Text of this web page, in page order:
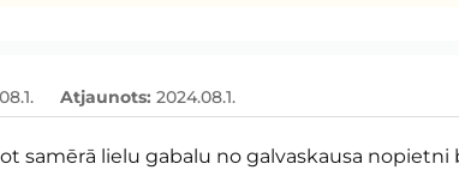
Atjaunots: 2024.08.1.
samērā lielu gabalu no galvaskausa